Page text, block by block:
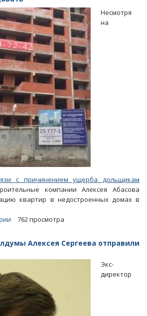
Несмотря
на
с причинением ущерба дольщикам
компании Алексея Абасова
квартир в недостроенных домах в
762 просмотра
Алексея Сергеева отправили
Экс-
директор